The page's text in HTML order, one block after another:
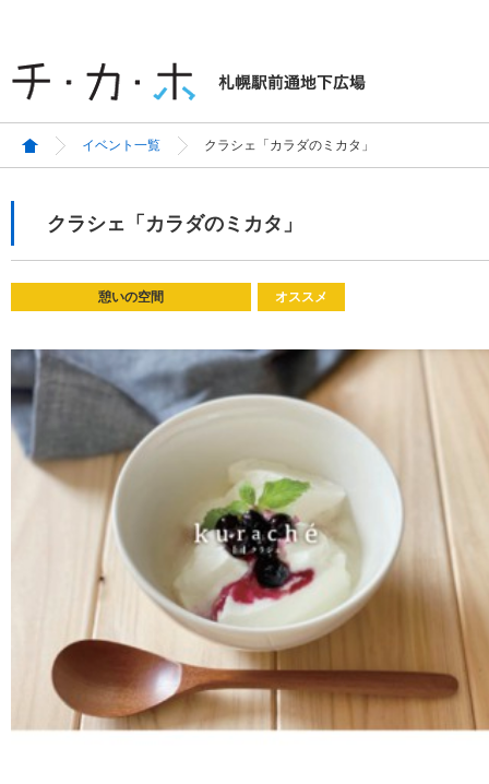
イベント一覧 クラシェ「カラダのミカタ」
クラシェ「カラダのミカタ」
憩いの空間 オススメ